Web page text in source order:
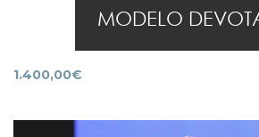
MODELO
1.400,00€